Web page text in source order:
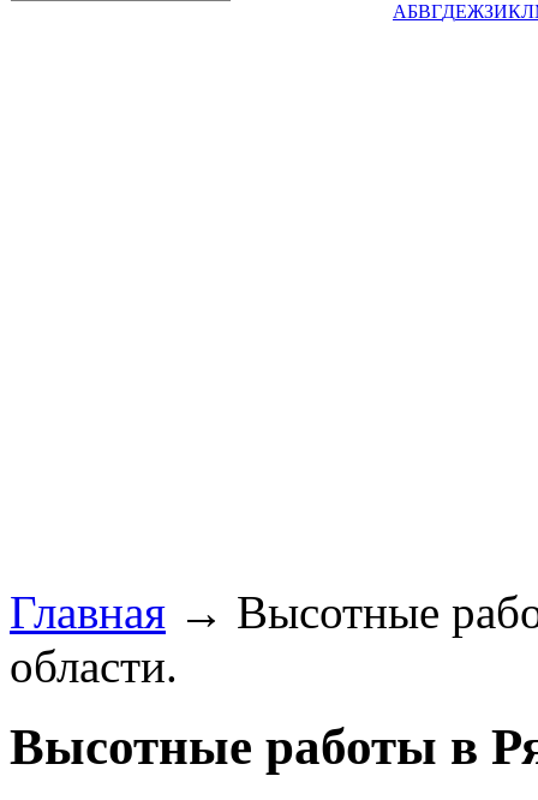
АБВГДЕЖЗИКЛ
Главная → Высотные
области.
Высотные работы в